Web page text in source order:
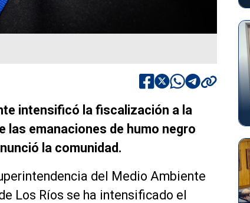
intensificó la fiscalización a la
las emanaciones de humo negro
la comunidad.
del Medio Ambiente
Los Ríos se ha intensificado el